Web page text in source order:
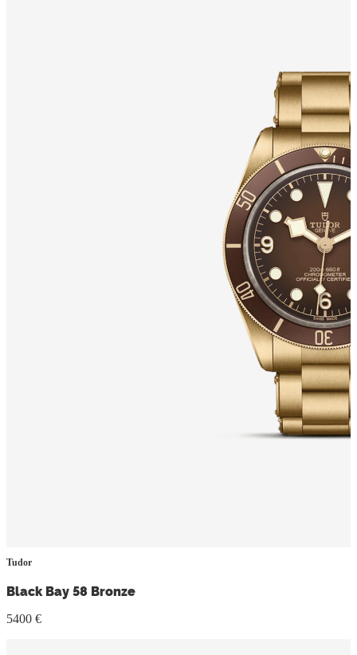
Tudor
Black Bay 58 Bronze
5400 €